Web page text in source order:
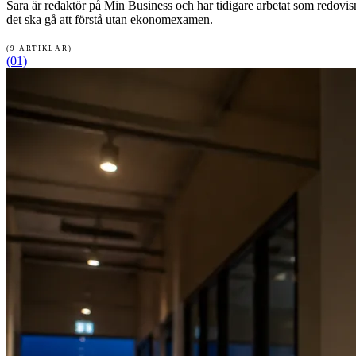
Sara är redaktör på Min Business och har tidigare arbetat som
det ska gå att förstå utan ekonomexamen.
(9 ARTIKLAR)
(01)